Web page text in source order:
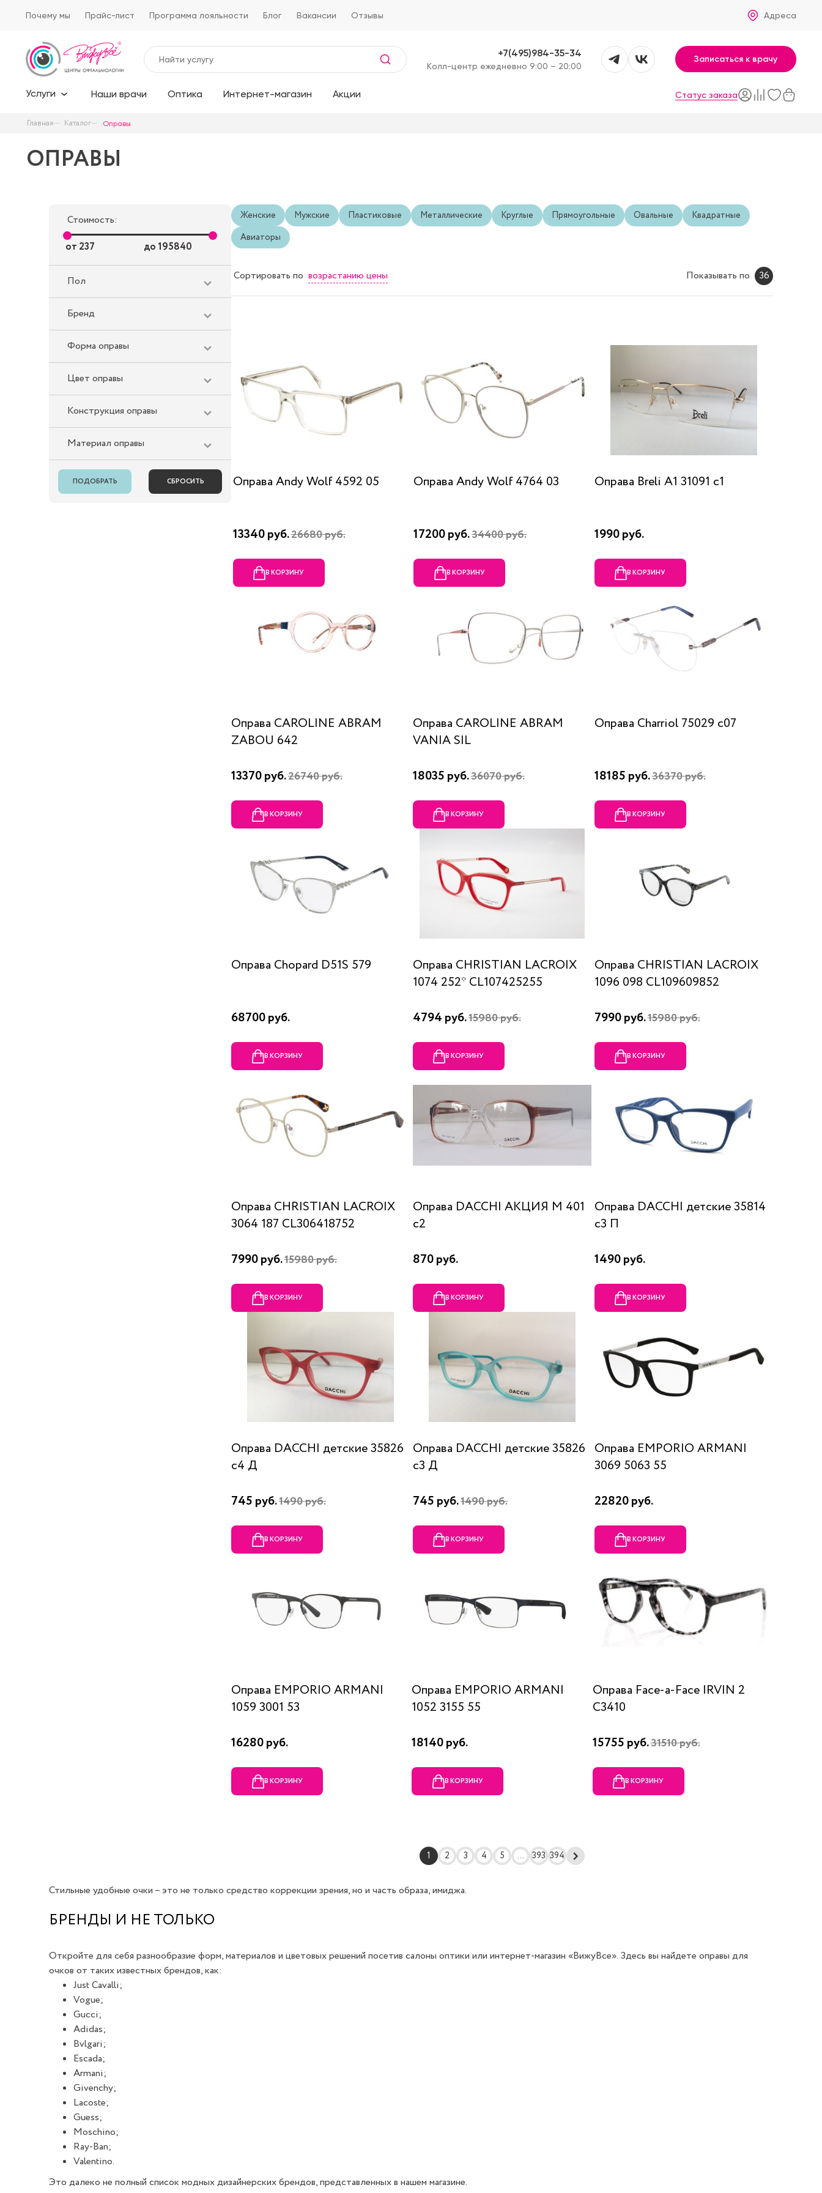
Почему мы Прайс-лист Программа лояльности Блог Вакансии Отзывы Адреса
+7(495)984-35-34
Kолл-центр ежедневно 9:00 – 20:00
Записаться к врачу
Услуги Наши врачи Оптика Интернет-магазин Акции Статус заказа
Главная Каталог Оправы
ОПРАВЫ
Стоимость:
от 237 до195840
Пол
Бренд
Форма оправы
Цвет оправы
Конструкция оправы
Материал оправы
Женские Мужские Пластиковые Металлические Круглые Прямоугольные Овальные
Квадратные
Авиаторы
Сортировать по возрастанию цены Показывать по 36
Оправа Andy Wolf 4592 05
13340 руб.26680 руб.
В КОРЗИНУ
Оправа Andy Wolf 4764 03
17200 руб.34400 руб.
В КОРЗИНУ
Оправа Breli A1 31091 c1
1990 руб.
В КОРЗИНУ
Оправа CAROLINE ABRAM
ZABOU 642
13370 руб.26740 руб.
В КОРЗИНУ
Оправа CAROLINE ABRAM
VANIA SIL
18035 руб.36070 руб.
В КОРЗИНУ
Оправа Charriol 75029 c07
18185 руб.36370 руб.
В КОРЗИНУ
Оправа Chopard D51S 579
68700 руб.
В КОРЗИНУ
Оправа CHRISTIAN LACROIX
1074 252* CL107425255
4794 руб.15980 руб.
В КОРЗИНУ
Оправа CHRISTIAN LACROIX
1096 098 CL109609852
7990 руб.15980 руб.
В КОРЗИНУ
Оправа CHRISTIAN LACROIX
3064 187 CL306418752
7990 руб.15980 руб.
В КОРЗИНУ
Оправа DACCHI АКЦИЯ М 401
c2
870 руб.
В КОРЗИНУ
Оправа DACCHI детские 35814
c3 П
1490 руб.
В КОРЗИНУ
Оправа DACCHI детские 35826
c4 Д
745 руб.1490 руб.
В КОРЗИНУ
Оправа DACCHI детские 35826
c3 Д
745 руб.1490 руб.
В КОРЗИНУ
Оправа EMPORIO ARMANI
3069 5063 55
22820 руб.
В КОРЗИНУ
Оправа EMPORIO ARMANI
1059 3001 53
16280 руб.
В КОРЗИНУ
Оправа EMPORIO ARMANI
1052 3155 55
18140 руб.
В КОРЗИНУ
Оправа Face-a-Face IRVIN 2
C3410
15755 руб.31510 руб.
В КОРЗИНУ
1 2 3 4 5 ... 393 394
Стильные удобные очки – это не только средство коррекции зрения, но и часть образа, имиджа.
БРЕНДЫ И НЕ ТОЛЬКО
Откройте для себя разнообразие форм, материалов и цветовых решений посетив салоны оптики или интернет-магазин «ВижуВсе». Здесь вы найдете оправы для
очков от таких известных брендов, как:
Just Cavalli;
Vogue;
Gucci;
Adidas;
Bvlgari;
Escada;
Armani;
Givenchy;
Lacoste;
Guess;
Moschino;
Ray-Ban;
Valentino.
Это далеко не полный список модных дизайнерских брендов, представленных в нашем магазине.